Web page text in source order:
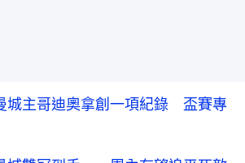
城主哥迪奧拿創一項紀錄 盃賽專